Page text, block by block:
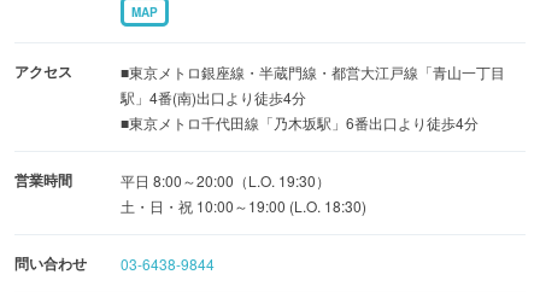
MAP
アクセス
■東京メトロ銀座線・半蔵門線・都営大江戸線「青山一丁目
駅」4番(南)出口より徒歩4分
■東京メトロ千代田線「乃木坂駅」6番出口より徒歩4分
営業時間
平日 8:00～20:00（L.O. 19:30）
土・日・祝 10:00～19:00 (L.O. 18:30)
問い合わせ 03-6438-9844